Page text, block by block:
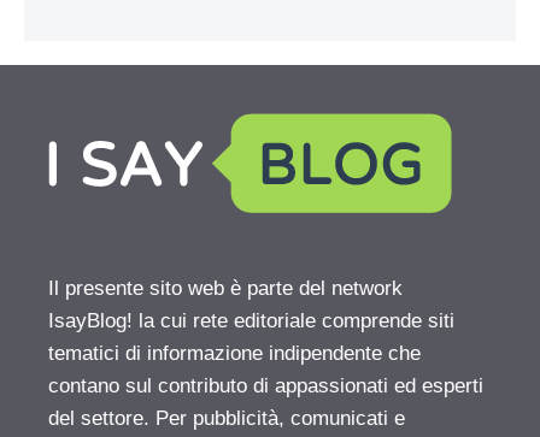
Il presente sito web è parte del network
IsayBlog! la cui rete editoriale comprende siti
tematici di informazione indipendente che
contano sul contributo di appassionati ed esperti
del settore. Per pubblicità, comunicati e